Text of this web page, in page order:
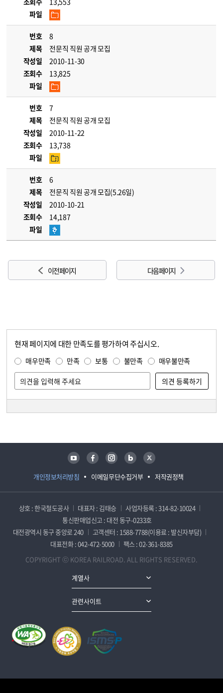
파일
번호
8
제목
전문직 직원 공개 모집
작성일
2010-11-30
조회수
13,825
파일
번호
7
제목
전문직 직원 공개 모집
작성일
2010-11-22
조회수
13,738
파일
번호
6
제목
전문직 직원 공개 모집(5.26일)
작성일
2010-10-21
조회수
14,187
파일
이전 페이지 다음 페이지
현재 페이지에 대한 만족도를 평가하여 주십시오.
매우만족 만족 보통 불만족 매우불만족
개인정보처리방침 이메일무단수집거부 저작권정책
유튜브 페이스북 인스타그램 블로그 트위터
상호 : 한국철도공사 대표자 : 김태승
사업자등록 : 314-82-10024
통신판매업신고 : 대전 동구-0233호
대전광역시 동구 중앙로 240
고객센터 : 1588-7788(이용료 : 발신자부담)
대표전화 : 042-472-5000
팩스 : 02-361-8385
COPYRIGHT ⓒ KOREA RAILROAD. ALL RIGHTS RESERVED.
계열사
관련사이트